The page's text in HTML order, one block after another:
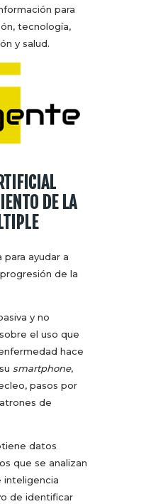
para
tecnología,
y salud.
DE LA
ayudar a
de la
y no
el uso que
hace
smartphone,
pasos por
de
datos
que se analizan
inteligencia
de identificar